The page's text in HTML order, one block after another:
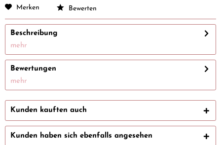
Merken
Bewerten
Beschreibung
mehr
Bewertungen
mehr
Kunden kauften auch
Kunden haben sich ebenfalls angesehen